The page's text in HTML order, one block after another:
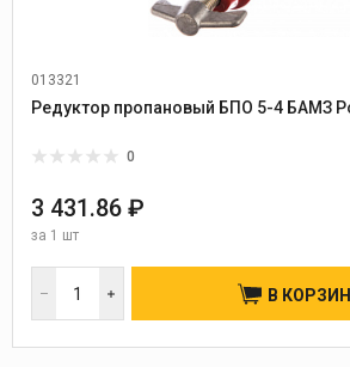
013321
0
3 431.86 ₽
за 1 шт
В